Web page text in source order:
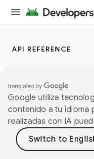
API REFERENCE
Google utiliza
contenido a tu idioma
realizadas con IA